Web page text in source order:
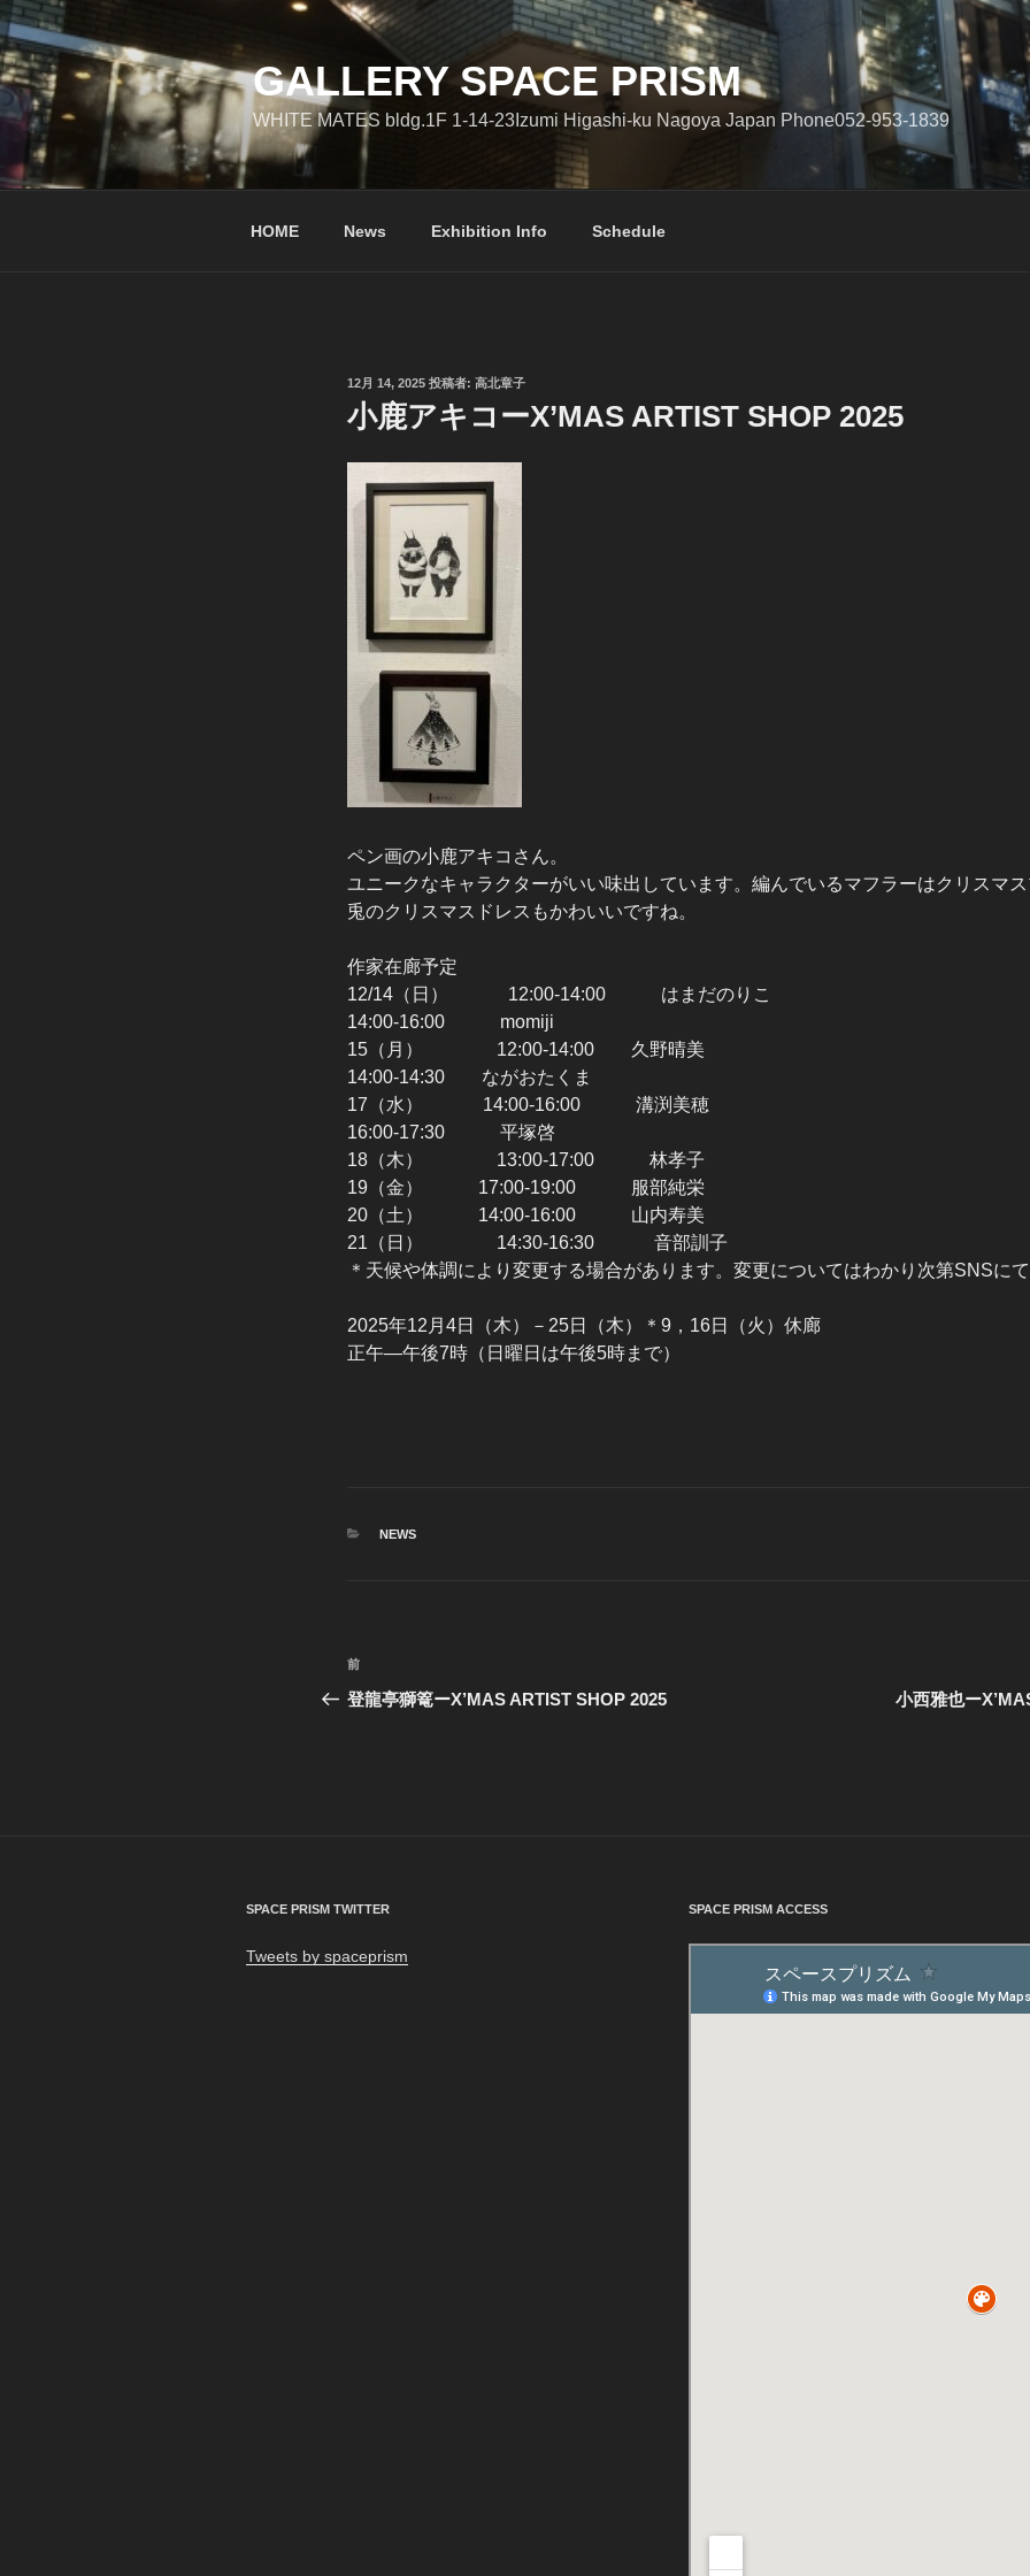
コ
ン
テ
ン
ツ
ス
GALLERY SPACE PRISM
WHITE MATES bldg.1F 1-14-23Izumi Higashi-ku Nagoya Japan Phone052-953-1839
HOME News Exhibition Info Schedule
投
日:
12月 14, 2025 投稿者: 高北章子
小鹿アキコーX’MAS ARTIST SHOP 2025
ペン画の小鹿アキコさん。
ユニークなキャラクターがいい味出しています。編んでいるマフラーはクリスマ
兎のクリスマスドレスもかわいいですね。
作家在廊予定
12/14（日） 12:00-14:00 はまだのりこ
14:00-16:00 momiji
15（月） 12:00-14:00 久野晴美
14:00-14:30 ながおたくま
17（水） 14:00-16:00 溝渕美穂
16:00-17:30 平塚啓
18（木） 13:00-17:00 林孝子
19（金） 17:00-19:00 服部純栄
20（土） 14:00-16:00 山内寿美
21（日） 14:30-16:30 音部訓子
＊天候や体調により変更する場合があります。変更についてはわかり次第SNSにて
2025年12月4日（木）－25日（木）＊9，16日（火）休廊
正午―午後7時（日曜日は午後5時まで）
カ
NEWS
投
稿
シ
ョ
前
の
前
登龍亭獅篭ーX’MAS ARTIST SHOP 2025 小西雅也ー
SPACE PRISM TWITTER
Tweets by spaceprism
SPACE PRISM ACCESS